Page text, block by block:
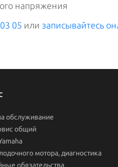
напряжения
05 или записывайтесь
обслуживание
общий
мотора, диагностика
обязательства